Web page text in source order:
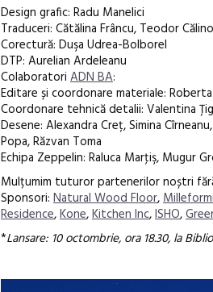
Design grafic: Radu Manelici
Traduceri: Cătălina Frâncu, Teodor
Corectură: Duşa Udrea-Bolborel
DTP: Aurelian Ardeleanu
Colaboratori ADN BA:
Editare și coordonare materiale:
Coordonare tehnică detalii: Valentina
Desene: Alexandra Creț, Simina
Popa, Răzvan Toma
Echipa Zeppelin: Raluca Marţiş, Mugur
Mulțumim tuturor partenerilor noștri
Sponsori: Natural Wood Floor,
Residence,Kone,Kitchen Inc,ISHO,
*Lansare: 10 octombrie, ora 18.30, la